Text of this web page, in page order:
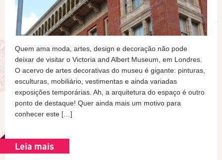
Quem ama moda, artes, design e decoração não pode
deixar de visitar o Victoria and Albert Museum, em Londres.
O acervo de artes decorativas do museu é gigante: pinturas,
esculturas, mobiliário, vestimentas e ainda variadas
exposições temporárias. Ah, a arquitetura do espaço é outro
ponto de destaque! Quer ainda mais um motivo para
conhecer este […]
Leia mais